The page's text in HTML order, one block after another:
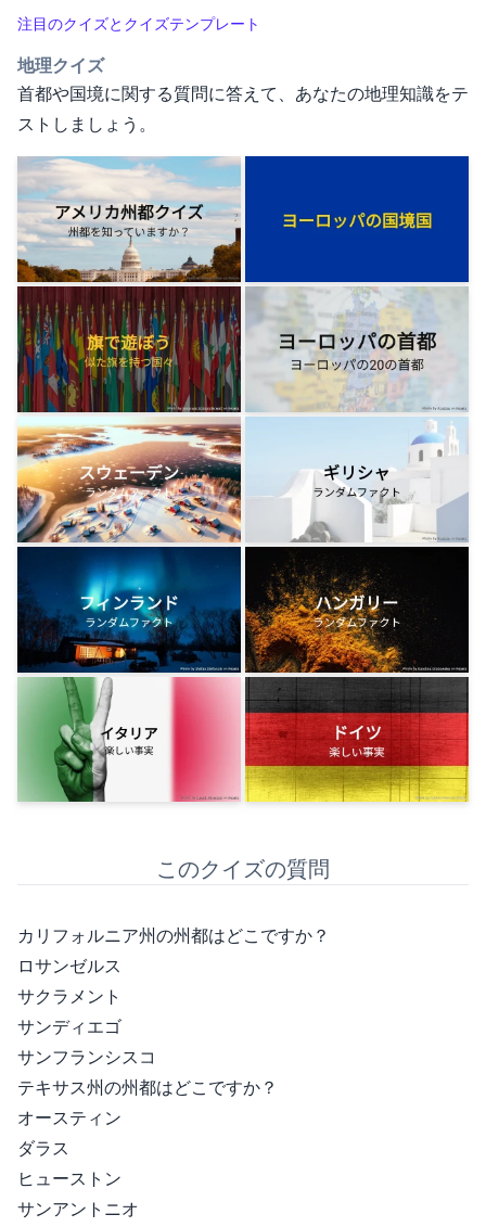
注目のクイズとクイズテンプレート
地理クイズ
首都や国境に関する質問に答えて、あなたの地理知識をテ
ストしましょう。
このクイズの質問
カリフォルニア州の州都はどこですか？
ロサンゼルス
サクラメント
サンディエゴ
サンフランシスコ
テキサス州の州都はどこですか？
オースティン
ダラス
ヒューストン
サンアントニオ